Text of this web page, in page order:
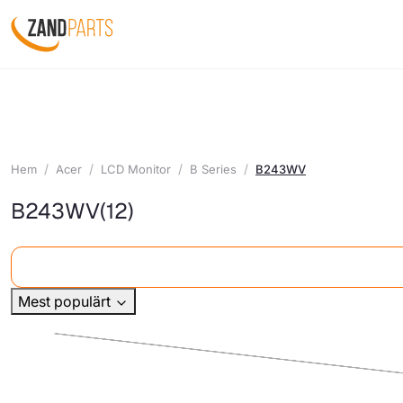
Hem Acer LCD Monitor B Series B243WV
B243WV(12)
Mest populärt